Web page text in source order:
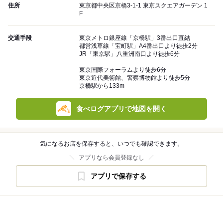
住所
東京都中央区京橋3-1-1 東京スクエアガーデン 1
F
交通手段
東京メトロ銀座線「京橋駅」3番出口直結
都営浅草線「宝町駅」A4番出口より徒歩2分
JR「東京駅」八重洲南口より徒歩6分
東京国際フォーラムより徒歩6分
東京近代美術館、警察博物館より徒歩5分
京橋駅から133m
食べログアプリで地図を開く
気になるお店を保存すると、いつでも確認できます。
アプリなら会員登録なし
アプリで保存する